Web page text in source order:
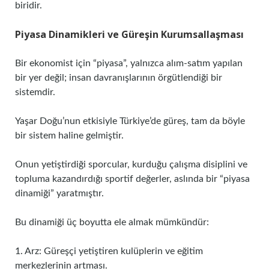
biridir.
Piyasa Dinamikleri ve Güreşin Kurumsallaşması
Bir ekonomist için “piyasa”, yalnızca alım-satım yapılan
bir yer değil; insan davranışlarının örgütlendiği bir
sistemdir.
Yaşar Doğu’nun etkisiyle Türkiye’de güreş, tam da böyle
bir sistem haline gelmiştir.
Onun yetiştirdiği sporcular, kurduğu çalışma disiplini ve
topluma kazandırdığı sportif değerler, aslında bir “piyasa
dinamiği” yaratmıştır.
Bu dinamiği üç boyutta ele almak mümkündür:
1. Arz: Güreşçi yetiştiren kulüplerin ve eğitim
merkezlerinin artması.